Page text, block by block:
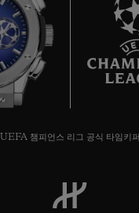
UEFA 챔피언스 리그 공식 타임키퍼